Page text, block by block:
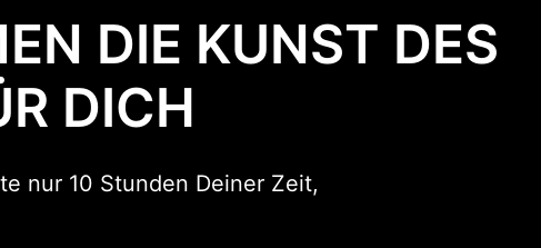
DIE KUNST DES
DICH
nur 10 Stunden Deiner Zeit,